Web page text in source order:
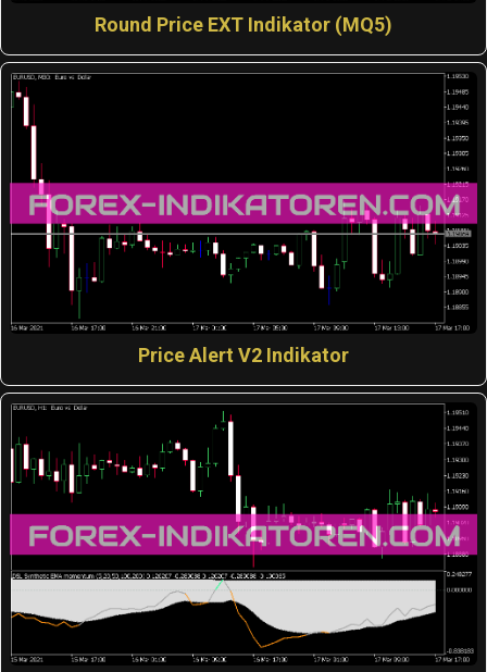
Round Price EXT Indikator (MQ5)
Price Alert V2 Indikator